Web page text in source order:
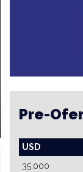
Pre-
USD
35.000